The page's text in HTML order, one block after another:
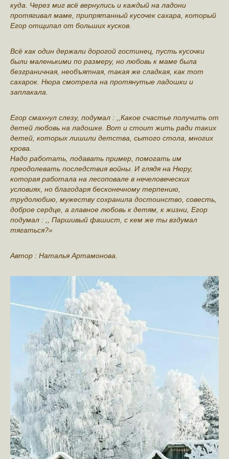
куда. Через миг всё вернулись и каждый на ладони
протягивал маме, припрятанный кусочек сахара, который
Егор отщипал от больших кусков.
Всё как один держали дорогой гостинец, пусть кусочки
были маленькими по размеру, но любовь к маме была
безграничная, необъятная, такая же сладкая, как тот
сахарок. Нюра смотрела на протянутые ладошки и
заплакала.
Егор смахнул слезу, подумал : ,,Какое счастье получить от
детей любовь на ладошке. Вот и стоит жить ради таких
детей, которых лишили детства, сытого стола, многих
крова.
Надо работать, подавать пример, помогать им
преодолевать последствия войны. И глядя на Нюру,
которая работала на лесоповале в нечеловеческих
условиях, но благодаря бесконечному терпению,
трудолюбию, мужеству сохранила достоинство, совесть,
доброе сердце, а главное любовь к детям, к жизни, Егор
подумал : ,, Паршивый фашист, с кем же ты вздумал
тягаться?»
Автор : Наталья Артамонова.